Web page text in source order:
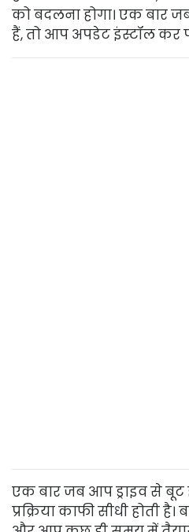
को बदलना होगा। एक बार
हैं, तो आप अपडेट इंस्टॉल कर
एक बार जब आप ड्राइव से बूट
प्रक्रिया काफी सीधी होती